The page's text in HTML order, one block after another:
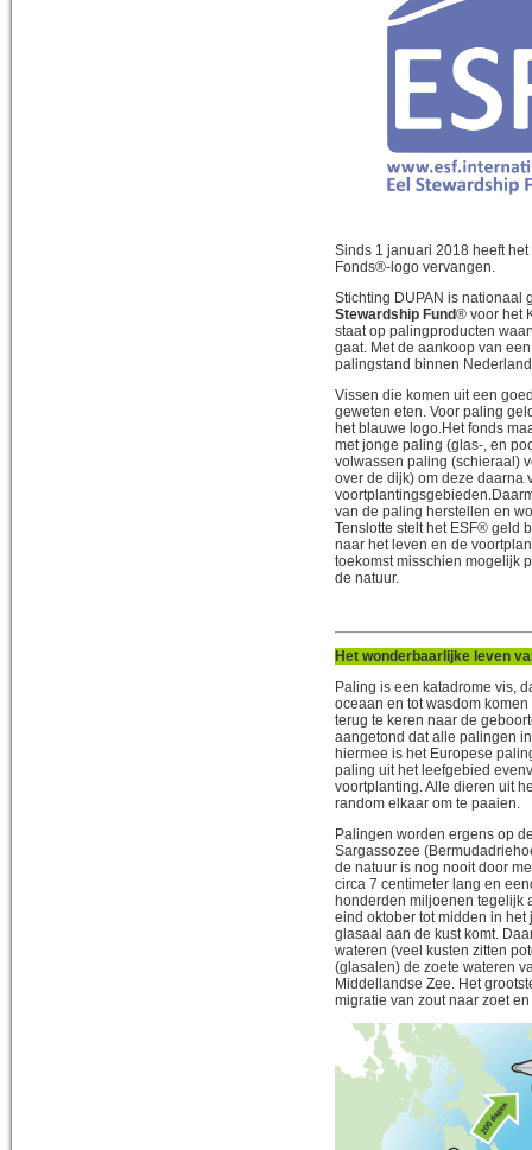
Sinds 1 januari 2018 heeft
Fonds®-logo vervangen.
Stichting DUPAN is
Stewardship Fund® voor het
staat op palingproducten
gaat. Met de aankoop van
palingstand binnen
Vissen die komen uit een
geweten eten. Voor paling
het blauwe logo.Het fonds
met jonge paling (glas-, en
volwassen paling (schieraal)
over de dijk) om deze daarna
van de paling herstellen en
Tenslotte stelt het ESF® geld
naar het leven en de
toekomst misschien mogelijk
de natuur.
Het wonderbaarlijke leven
Paling is een katadrome vis,
oceaan en tot wasdom
terug te keren naar de
aangetond dat alle palingen
hiermee is het Europese
paling uit het leefgebied
voortplanting.Alle dieren uit
random elkaar om te paaien.
Palingen worden ergens op
Sargassozee
de natuur is nog nooit door
circa 7 centimeter lang en
honderden miljoenen tegelijk
eind oktober tot midden in
glasaal aan de kust komt.
wateren (veel kusten zitten
(glasalen) de zoete wateren
Middellandse Zee. Het
migratie van zout naar zoet